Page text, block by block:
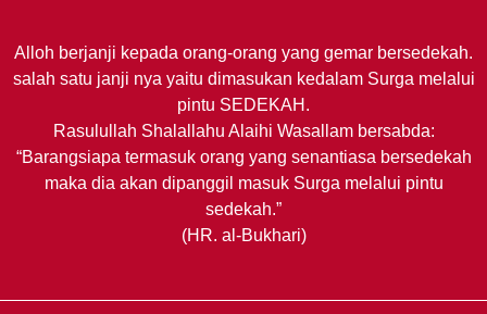
Alloh berjanji kepada orang-orang yang gemar bersedekah.
salah satu janji nya yaitu dimasukan kedalam Surga melalui
pintu SEDEKAH.
Rasulullah Shalallahu Alaihi Wasallam bersabda:
“Barangsiapa termasuk orang yang senantiasa bersedekah
maka dia akan dipanggil masuk Surga melalui pintu
sedekah.”
(HR. al-Bukhari)